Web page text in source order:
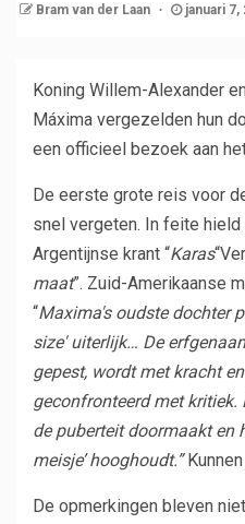
Bram van der Laan januari 7,
Koning Willem-Alexander
Máxima vergezelden hun
een officieel bezoek aan
De eerste grote reis voor
snel vergeten. In feite
Argentijnse krant “Karas
maat”. Zuid-Amerikaanse
“Maxima's oudste dochter
size' uiterlijk… De
gepest, wordt met kracht
geconfronteerd met kritiek.
de puberteit doormaakt en
meisje’ hooghoudt.”
De opmerkingen bleven